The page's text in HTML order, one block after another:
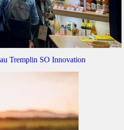
Tremplin SO Innovation